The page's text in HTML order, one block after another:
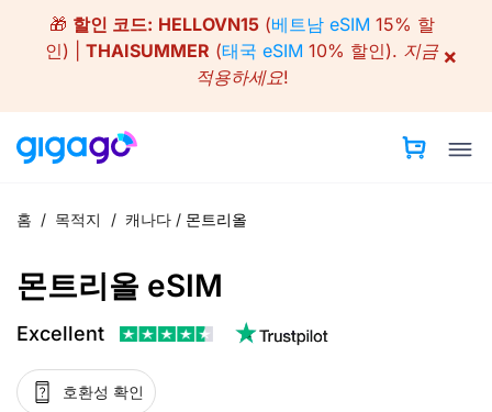
content
🎁 할인 코드: HELLOVN15(베트남 eSIM 15% 할
인) | THAISUMMER (태국 eSIM 10% 할인). 지금
적용하세요!
×
홈 / 목적지 / 캐나다 / 몬트리올
몬트리올 eSIM
Excellent
호환성 확인